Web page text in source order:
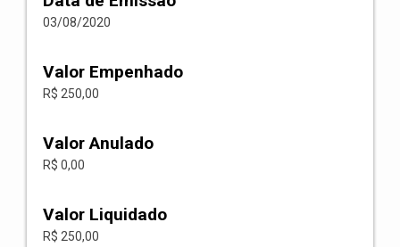
03/08/2020
Valor Empenhado
R$ 250,00
Valor Anulado
R$ 0,00
Valor Liquidado
R$ 250,00